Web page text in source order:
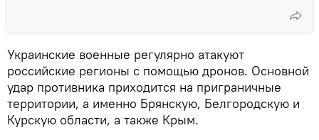
Украинские военные регулярно атакуют
российские регионы с помощью дронов. Основной
удар противника приходится на приграничные
территории, а именно Брянскую, Белгородскую и
Курскую области, а также Крым.